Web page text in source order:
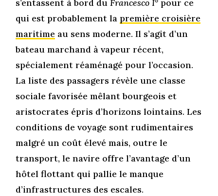
s’entassent à bord duFrancesco I° pour ce
qui est probablement lapremière croisière
maritime au sens moderne. Il s’agit d’un
bateau marchand à vapeur récent,
spécialement réaménagé pour l’occasion.
La liste des passagers révèle une classe
sociale favorisée mêlant bourgeois et
aristocrates épris d’horizons lointains. Les
conditions de voyage sont rudimentaires
malgré un coût élevé mais, outre le
transport, le navire offre l’avantage d’un
hôtel flottant qui pallie le manque
d’infrastructures des escales.